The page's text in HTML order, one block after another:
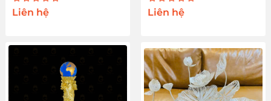
Liên hệ Liên hệ